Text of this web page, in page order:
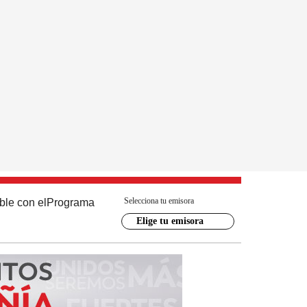
con el Programa Selecciona tu emisora
Elige tu emisora